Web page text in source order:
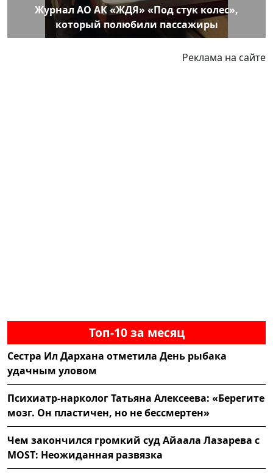
Журнал АО АК «ЖДЯ» «Под стук колес»,
который полюбили пассажиры
Реклама на сайте
Топ-10 за месяц
Сестра Ил Дархана отметила День рыбака
удачным уловом
Психиатр-нарколог Татьяна Алексеева: «Берегите
мозг. Он пластичен, но не бессмертен»
Чем закончился громкий суд Айаала Лазарева с
MOST: Неожиданная развязка